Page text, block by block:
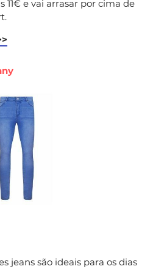
11€ e vai arrasar por cima de
jeans são ideais para os dias